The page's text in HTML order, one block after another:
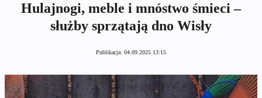
Hulajnogi, meble i mnóstwo śmieci –
służby sprzątają dno Wisły
Publikacja: 04.09.2025 13:15